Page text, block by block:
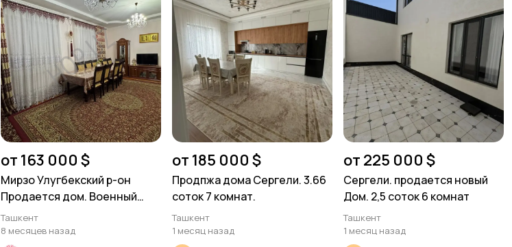
от 163 000 $
Мирзо Улугбекский р-он
Продается дом. Военный
госпиталь Инха. 3 уровня.
137м²
Ташкент
8 месяцев назад
от 185 000 $
Продпжа дома Сергели. 3.66
соток 7 комнат.
Ташкент
1 месяц назад
от 225 000 $
Сергели. продается новый
Дом. 2,5 соток 6 комнат
Ташкент
1 месяц назад